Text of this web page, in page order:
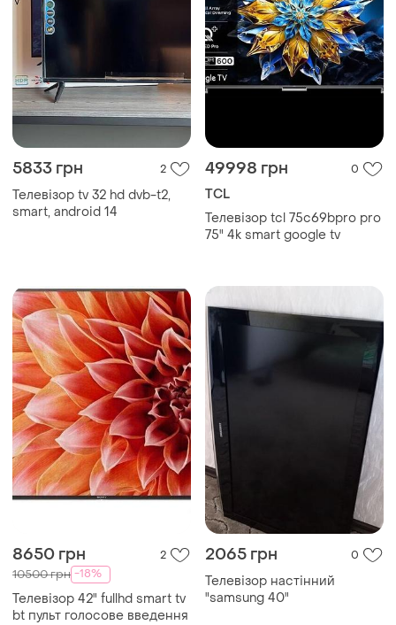
5833 грн 2
Телевізор tv 32 hd dvb-t2,
smart, android 14
49998 грн 0
TCL
Телевізор tcl 75c69bpro pro
75" 4k smart google tv
8650 грн 2
10500 грн -18%
Телевізор 42" fullhd smart tv
bt пульт голосове введення
2065 грн 0
Телевізор настінний
"samsung 40"